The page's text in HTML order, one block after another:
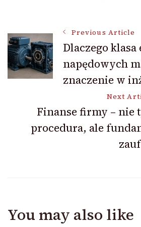
Post
Navigation
Previous Article
Dlaczego
napędowych
znaczenie w
Next
Finanse firmy – nie
procedura, ale
You may also like